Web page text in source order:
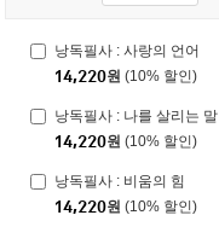
낭독필사 : 사랑의 언어
14,220원 (10% 할인)
낭독필사 : 나를 살리는 말
14,220원 (10% 할인)
낭독필사 : 비움의 힘
14,220원 (10% 할인)